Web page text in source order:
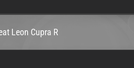
Leon Cupra R